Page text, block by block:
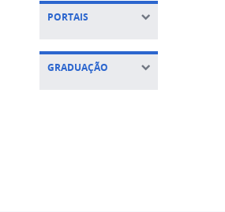
PORTAIS
GRADUAÇÃO